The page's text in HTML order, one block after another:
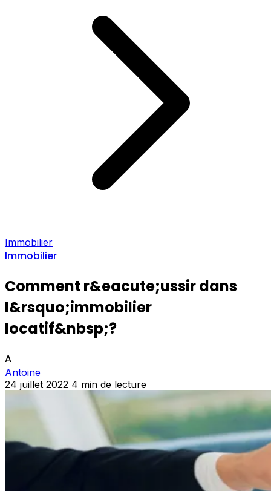
Immobilier
Immobilier
Comment r&eacute;ussir dans
l&rsquo;immobilier
locatif&nbsp;?
A
Antoine
24 juillet 2022 4 min de lecture